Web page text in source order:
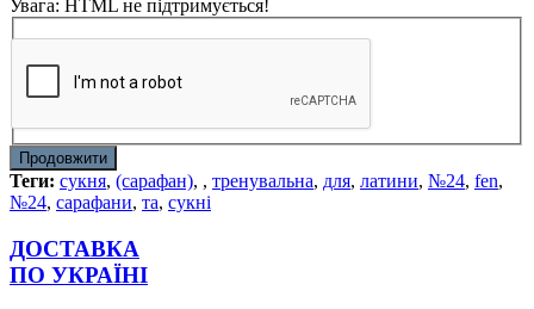
Увага: HTML не підтримується!
Продовжити
Теги: сукня, (сарафан), , тренувальна, для, латини, №24, fen,
№24, сарафани, та, сукні
ДОСТАВКА
ПО УКРАЇНІ